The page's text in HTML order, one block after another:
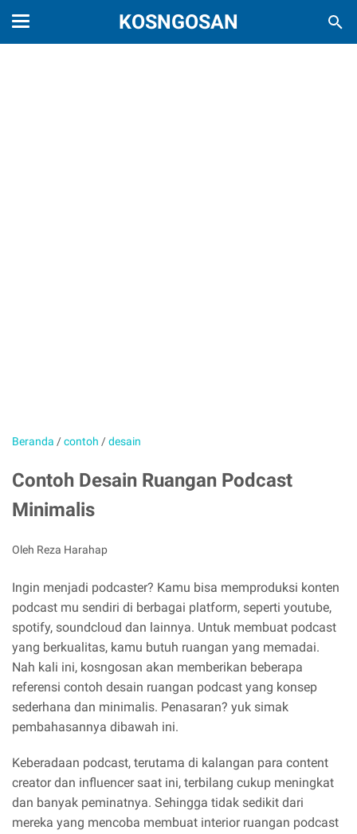
KOSNGOSAN
Beranda /contoh /desain
Contoh Desain Ruangan Podcast
Minimalis
Oleh Reza Harahap
Ingin menjadi podcaster? Kamu bisa memproduksi konten
podcast mu sendiri di berbagai platform, seperti youtube,
spotify, soundcloud dan lainnya. Untuk membuat podcast
yang berkualitas, kamu butuh ruangan yang memadai.
Nah kali ini, kosngosan akan memberikan beberapa
referensi contoh desain ruangan podcast yang konsep
sederhana dan minimalis. Penasaran? yuk simak
pembahasannya dibawah ini.
Keberadaan podcast, terutama di kalangan para content
creator dan influencer saat ini, terbilang cukup meningkat
dan banyak peminatnya. Sehingga tidak sedikit dari
mereka yang mencoba membuat interior ruangan podcast